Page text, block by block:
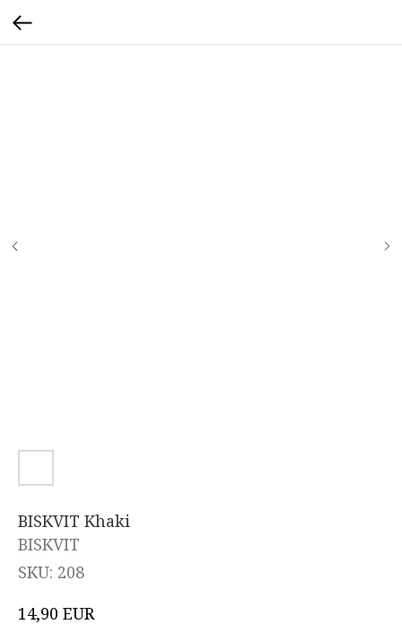
BISKVIT Khaki
BISKVIT
SKU: 208
14,90 EUR